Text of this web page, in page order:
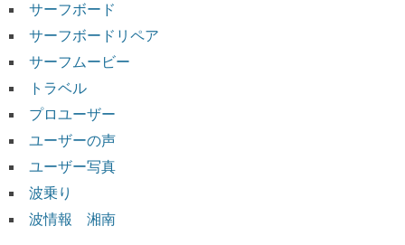
サーフボード
サーフボードリペア
サーフムービー
トラベル
プロユーザー
ユーザーの声
ユーザー写真
波乗り
波情報 湘南